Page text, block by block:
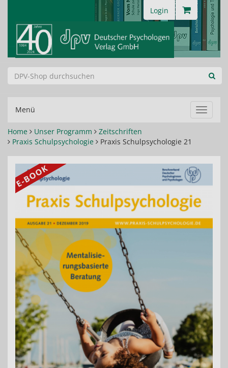
Login
Menü
ein-/
Home
Unser Programm
Zeitschriften
Praxis Schulpsychologie
Praxis Schulpsychologie 21